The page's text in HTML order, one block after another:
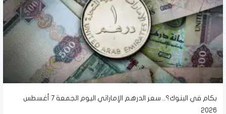
بكام في البنوك؟.. سعر الدرهم الإماراتي اليوم الجمعة 7 أغسطس
2026